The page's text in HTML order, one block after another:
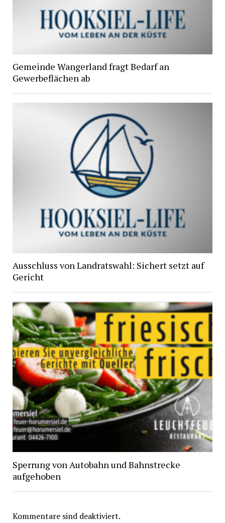
Gemeinde Wangerland fragt Bedarf an
Gewerbeflächen ab
Ausschluss von Landratswahl: Sichert setzt auf
Gericht
Sperrung von Autobahn und Bahnstrecke
aufgehoben
Kommentare sind deaktiviert.